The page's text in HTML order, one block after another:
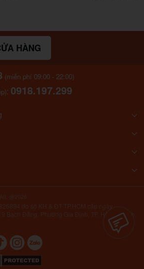
HÀNG
(miễn phí 09:00 - 22:00)
: 0918.197.299
Bạch Đằng, Phường Gia Định, TP. Hồ Chí Minh,